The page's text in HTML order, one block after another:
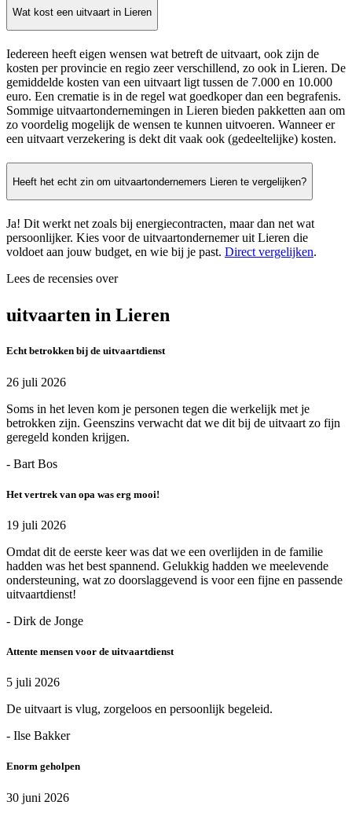
Wat kost een uitvaart in Lieren
Iedereen heeft eigen wensen wat betreft de uitvaart, ook zijn de
kosten per provincie en regio zeer verschillend, zo ook in Lieren. De
gemiddelde kosten van een uitvaart ligt tussen de 7.000 en 10.000
euro. Een crematie is in de regel wat goedkoper dan een begrafenis.
Sommige uitvaartondernemingen in Lieren bieden pakketten aan om
zo voordelig mogelijk de wensen te kunnen uitvoeren. Wanneer er
een uitvaart verzekering is dekt dit vaak ook (gedeeltelijke) kosten.
Heeft het echt zin om uitvaartondernemers Lieren te vergelijken?
Ja! Dit werkt net zoals bij energiecontracten, maar dan net wat
persoonlijker. Kies voor de uitvaartondernemer uit Lieren die
voldoet aan jouw budget, en wie bij je past. Direct vergelijken.
Lees de recensies over
uitvaarten in Lieren
Echt betrokken bij de uitvaartdienst
26 juli 2026
Soms in het leven kom je personen tegen die werkelijk met je
betrokken zijn. Geenszins verwacht dat we dit bij de uitvaart zo fijn
geregeld konden krijgen.
- Bart Bos
Het vertrek van opa was erg mooi!
19 juli 2026
Omdat dit de eerste keer was dat we een overlijden in de familie
hadden was het best spannend. Gelukkig hadden we meelevende
ondersteuning, wat zo doorslaggevend is voor een fijne en passende
uitvaartdienst!
- Dirk de Jonge
Attente mensen voor de uitvaartdienst
5 juli 2026
De uitvaart is vlug, zorgeloos en persoonlijk begeleid.
- Ilse Bakker
Enorm geholpen
30 juni 2026